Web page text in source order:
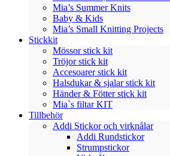
Mia’s Summer Knits
Baby & Kids
Mia’s Small Knitting Projects
Stickkit
Mössor stick kit
Tröjor stick kit
Accesoarer stick kit
Halsdukar & sjalar stick kit
Händer & Fötter stick kit
Mia`s filtar KIT
Tillbehör
Addi Stickor och virknålar
Addi Rundstickor
Strumpstickor